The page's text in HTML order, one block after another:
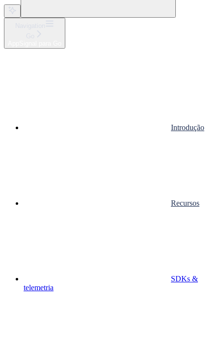
Introdução
Recursos
SDKs &
telemetria